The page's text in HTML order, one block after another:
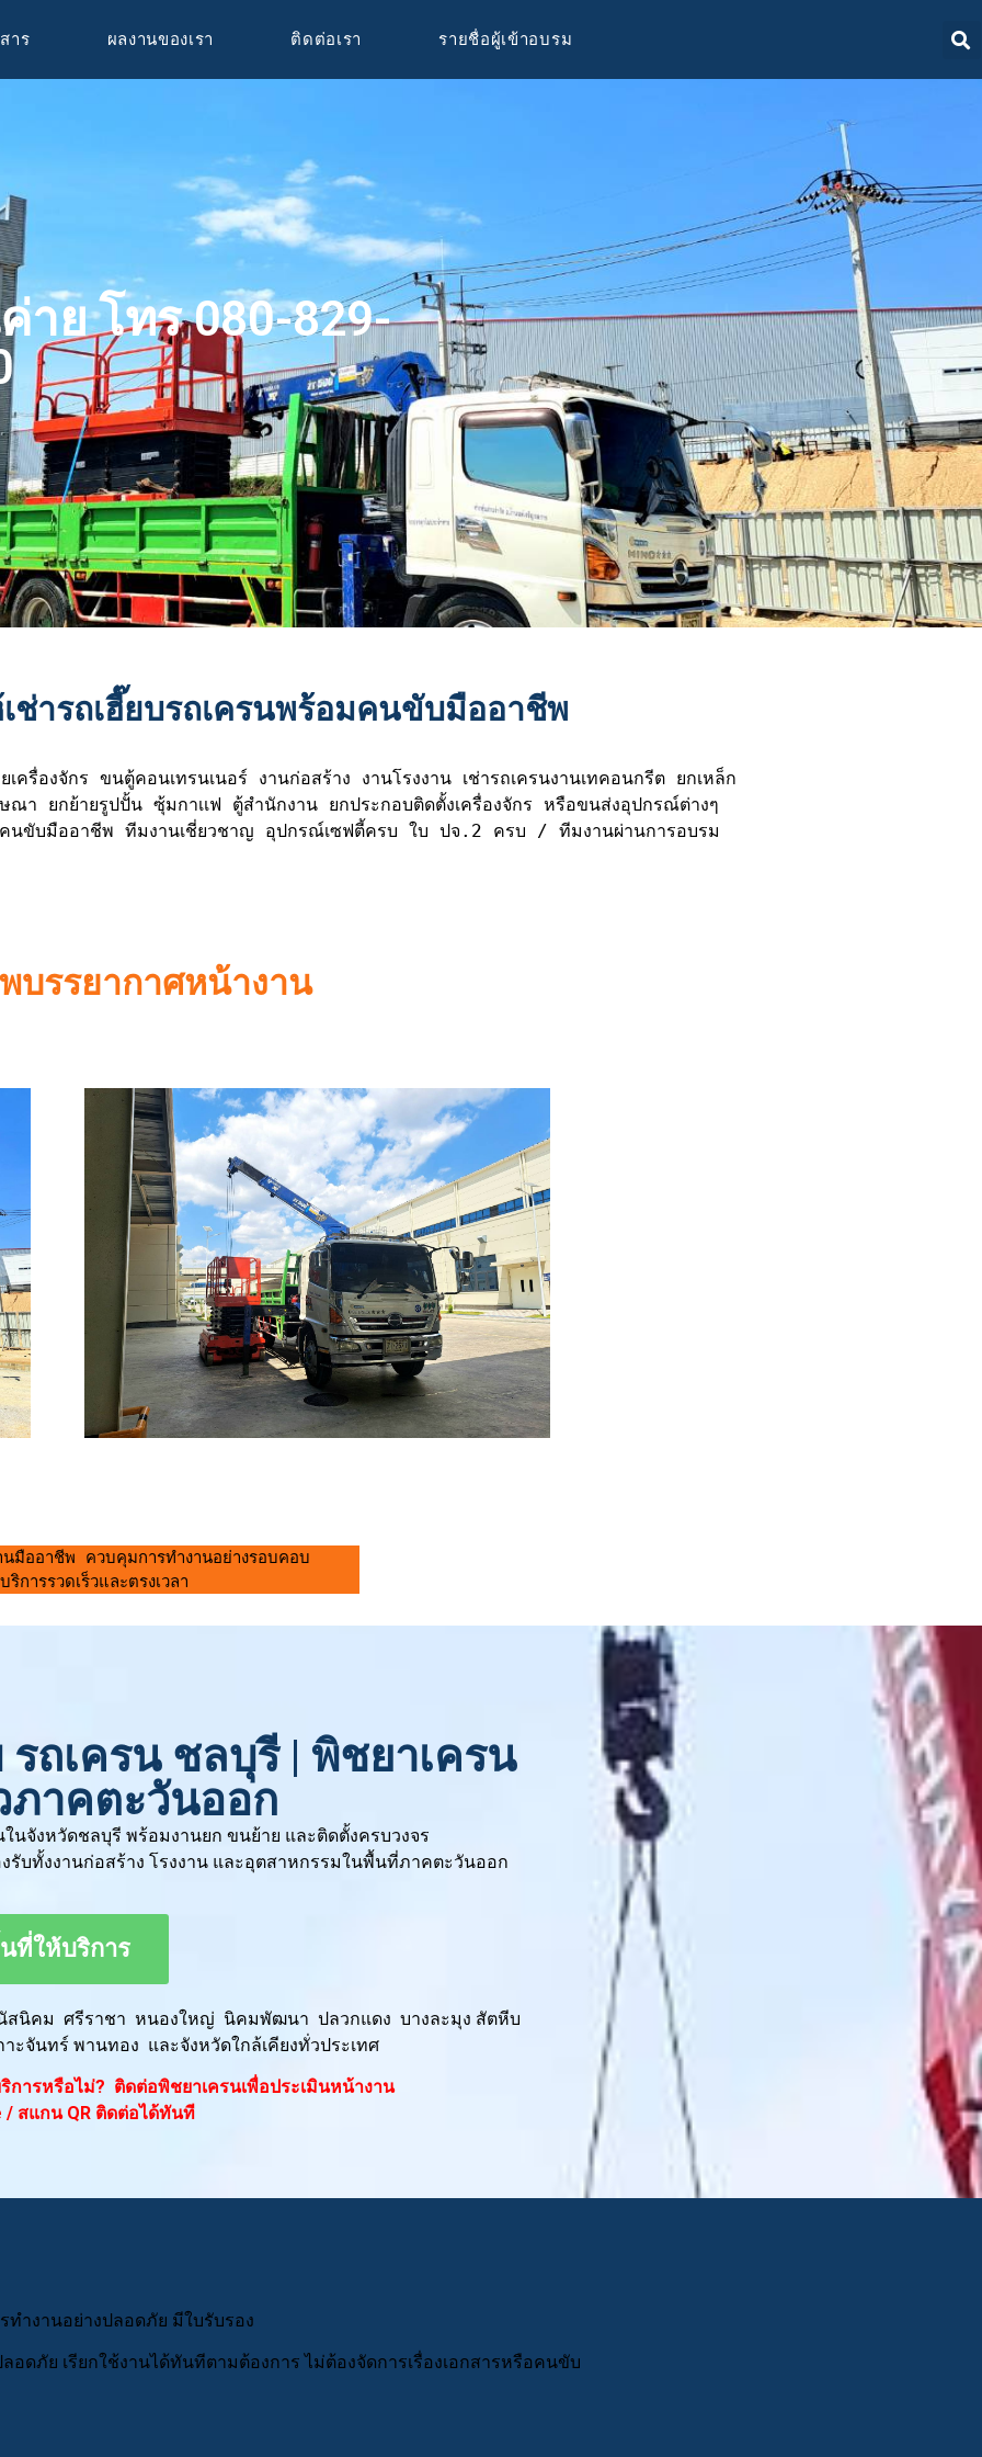
าร ผลงานของเรา ติดต่อเรา รายชื่อผู้เข้าอบรม
าย โทร 080-829-
ช่ารถเฮี๊ยบรถเครนพร้อมคนขับมืออาชีพ
ณา ยกย้ายรูปปั้น ซุ้มกาเเฟ ตู้สำนักงาน ยกประกอบติดตั้งเครื่องจักร หรือขนส่งอุปกรณ์ต่างๆ
คนขับมืออาชีพ ทีมงานเชี่ยวชาญ อุปกรณ์เซฟตี้ครบ ใบ ปจ.2 ครบ / ทีมงานผ่านการอบรม
บรรยากาศหน้างาน
ออาชีพ ควบคุมการทำงานอย่างรอบคอบ
ารรวดเร็วและตรงเวลา
ถเครน ชลบุรี | พิชยาเครน
ภาคตะวันออก
ในจังหวัดชลบุรี พร้อมงานยก ขนย้าย และติดตั้งครบวงจร
บทั้งงานก่อสร้าง โรงงาน และอุตสาหกรรมในพื้นที่ภาคตะวันออก
ที่ให้บริการ
นัสนิคม ศรีราชา หนองใหญ่ นิคมพัฒนา ปลวกแดง บางละมุง สัตหีบ
จันทร์ พานทอง และจังหวัดใกล้เคียงทั่วประเทศ
ารหรือไม่? ติดต่อพิชยาเครนเพื่อประเมินหน้างาน
/ สแกน QR ติดต่อได้ทันที
ำงานอย่างปลอดภัย มีใบรับรอง
อดภัย เรียกใช้งานได้ทันทีตามต้องการ ไม่ต้องจัดการเรื่องเอกสารหรือคนขับ